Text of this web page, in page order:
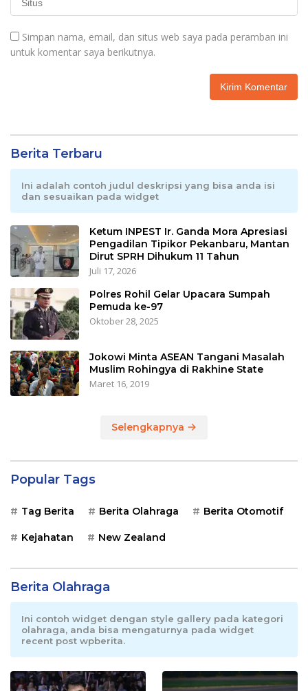
Simpan nama, email, dan situs web saya pada peramban ini
untuk komentar saya berikutnya.
Berita Terbaru
Ini adalah contoh judul deskripsi yang bisa anda isi
dan sesuaikan pada widget
Ketum INPEST Ir. Ganda Mora Apresiasi
Pengadilan Tipikor Pekanbaru, Mantan
Dirut SPRH Dihukum 11 Tahun
Juli 17, 2026
Polres Rohil Gelar Upacara Sumpah
Pemuda ke-97
Oktober 28, 2025
Jokowi Minta ASEAN Tangani Masalah
Muslim Rohingya di Rakhine State
Maret 16, 2019
Selengkapnya
Popular Tags
Tag Berita Berita Olahraga Berita Otomotif
Kejahatan New Zealand
Berita Olahraga
Ini contoh widget dengan style gallery pada kategori
olahraga, anda bisa mengaturnya pada widget
recent post wpberita.